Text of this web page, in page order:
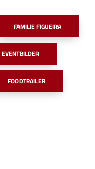
FAMILIE FIGUEIRA
EVENTBILDER
FOODTRAILER